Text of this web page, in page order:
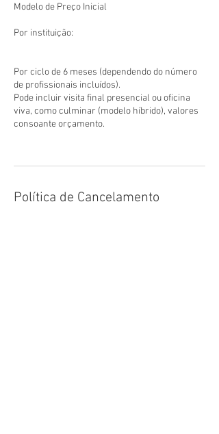
Modelo de Preço Inicial
Por instituição:
Por ciclo de 6 meses (dependendo do número
de profissionais incluídos).
Pode incluir visita final presencial ou oficina
viva, como culminar (modelo híbrido), valores
consoante orçamento.
Política de Cancelamento